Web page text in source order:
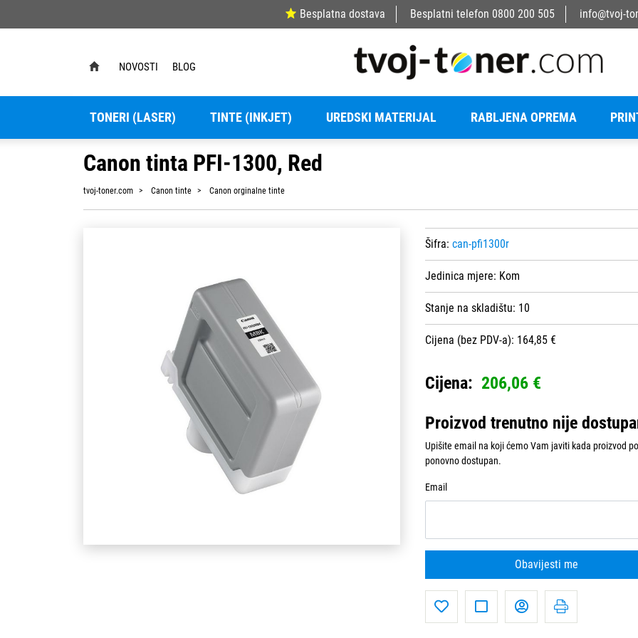
Besplatna dostava Besplatni telefon 0800 200 505 info@tvoj-
NOVOSTI BLOG
TONERI (LASER) TINTE (INKJET) UREDSKI MATERIJAL RABLJENA OPREMA
Canon tinta PFI-1300, Red
tvoj-toner.com Canon tinte Canon orginalne tinte
Šifra: can-pfi1300r
Jedinica mjere: Kom
Stanje na skladištu: 10
Cijena (bez PDV-a): 164,85 €
Cijena: 206,06 €
Proizvod trenutno nije
Upišite email na koji ćemo Vam javiti kada proizvod
ponovno dostupan.
Email
Obavijesti me